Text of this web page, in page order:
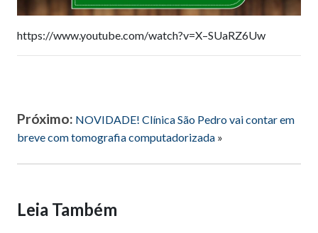
https://www.youtube.com/watch?v=X–SUaRZ6Uw
Próximo: NOVIDADE! Clínica São Pedro vai contar em
breve com tomografia computadorizada »
Leia Também